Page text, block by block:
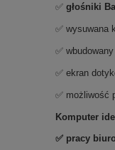
✅ głośniki
✅ wysuwana
✅
✅ ekran
✅ możliwość
Komputer
✅ pracy